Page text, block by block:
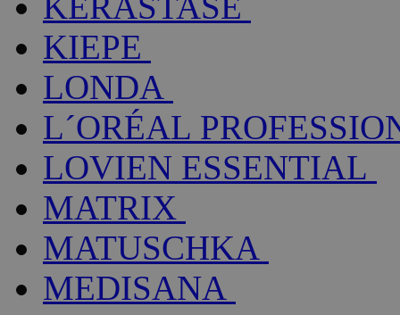
KIEPE
LONDA
L´ORÉAL
LOVIEN ESSENTIAL
MATRIX
MATUSCHKA
MEDISANA